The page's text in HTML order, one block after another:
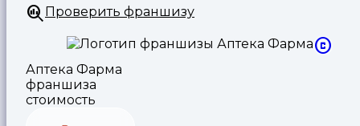
Проверить франшизу
Аптека Фарма
франшиза
стоимость